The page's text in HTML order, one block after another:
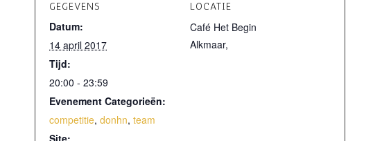
GEGEVENS
Datum:
14 april 2017
Tijd:
20:00 - 23:59
Evenement Categorieën:
competitie, donhn, team
Site:
LOCATIE
Café Het Begin
Alkmaar,